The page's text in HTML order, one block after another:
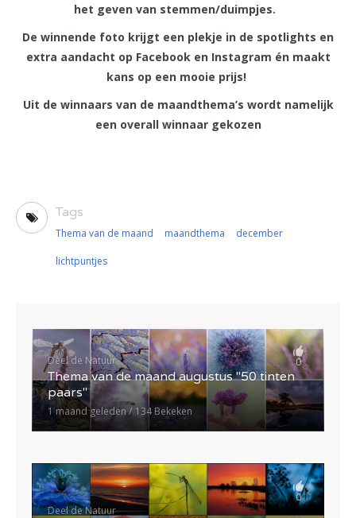
het geven van stemmen/duimpjes.
De winnende foto krijgt een plekje in de spotlights en
extra aandacht op Facebook en Instagram én maakt
kans op een mooie prijs!
Uit de winnaars van de maandthema’s wordt namelijk
een overall winnaar gekozen
Tags
Thema van de maand maandthema december
lichtpuntjes
0
Deel de Natuur
Thema van de maand augustus "50 tinten
paars"
1 maand geleden 134 Bekeken
0
Deel de Natuur